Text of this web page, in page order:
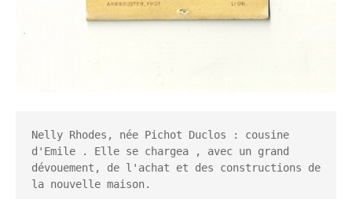
Nelly Rhodes, née Pichot Duclos : cousine
d'Emile . Elle se chargea , avec un grand
dévouement, de l'achat et des constructions de
la nouvelle maison.